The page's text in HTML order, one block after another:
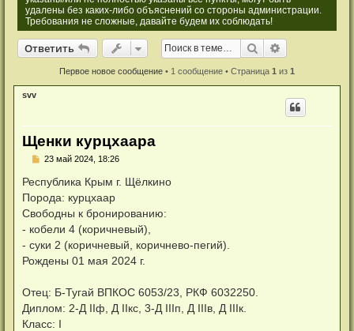
удалены без каких-либо объяснений со стороны администрации.
Требования не сложные, давайте будем их соблюдать!
Ответить
Ответить Поиск
Первое новое сообщение • 1 сообщение • Страница 1 из 1
svv
Щенки курцхаара
Н
п
о
ч
и
т
н
н
с
о
б
23 май 2024, 18:26
Республика Крым г. Щёлкино
Порода: курцхаар
Свободны к бронированию:
- кобели 4 (коричневый),
- суки 2 (коричневый, коричнево-пегий).
Рождены 01 мая 2024 г.
Отец: Б-Тугай ВПКОС 6053/23, РКФ 6032250.
Диплом: 2-Д IIф, Д IIкс, 3-Д IIIп, Д IIIв, Д IIIк.
Класс: I